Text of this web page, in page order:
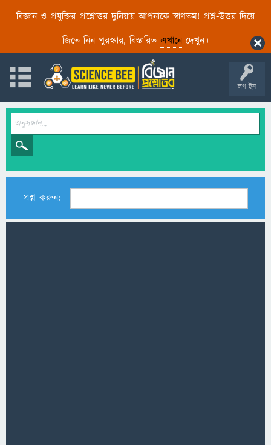
বিজ্ঞান ও প্রযুক্তির প্রশ্নোত্তর দুনিয়ায় আপনাকে স্বাগতম! প্রশ্ন-উত্তর দিয়ে
জিতে নিন পুরস্কার, বিস্তারিত এখানেদেখুন।
লগ ইন
প্রশ্ন করুন: